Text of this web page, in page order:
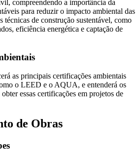
compreendendo a importância da
para reduzir o impacto ambiental das
técnicas de construção sustentável, como
eficiência energética e captação de
as principais certificações ambientais
o LEED e o AQUA, e entenderá os
essas certificações em projetos de
de Obras